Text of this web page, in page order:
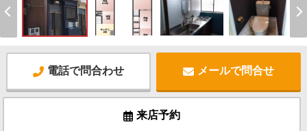
電話で問合わせ メールで問合せ
来店予約